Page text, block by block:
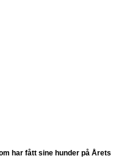
har fått sine hunder på Årets